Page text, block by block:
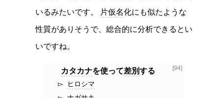
いるみたいです。 片仮名化にも似たような
性質がありそうで、総合的に分析できるとい
いですね。
[94]
カタカナを使って差別する
ヒロシマ